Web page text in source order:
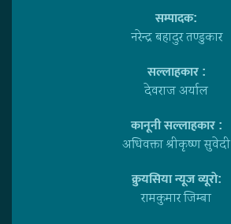
सम्पादक:
नरेन्द्र बहादुर तण्डुकार
सल्लाहकार :
देवराज अर्याल
कानूनी सल्लाहकार :
अधिवक्ता श्रीकृष्ण सुवेदी
क्रुयसिया न्यूज व्यूराे:
रामकुमार जिम्बा